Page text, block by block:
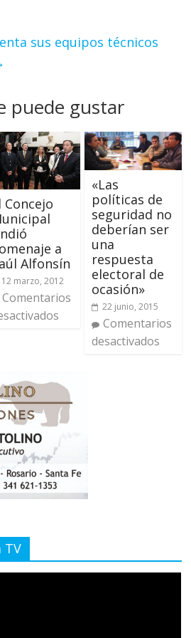
sus equipos técnicos
puede gustar
Concejo
a
Alfonsín
12 marzo, 2012
Comentarios
«Las
políticas de
seguridad no
deberían ser
una
respuesta
electoral de
ocasión»
22 junio, 2015
Comentarios
desactivados
TV